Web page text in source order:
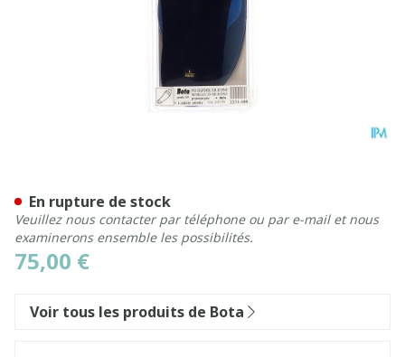
75,00 €
En rupture de stock
Veuillez nous contacter par téléphone ou par e-mail et nous
examinerons ensemble les possibilités.
Voir tous les produits de Bota